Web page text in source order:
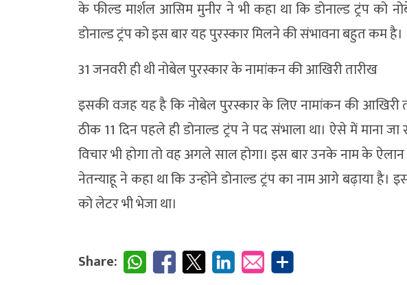
के फील्ड मार्शल आसिम मुनीर ने भी कहा था कि डोनाल्ड ट्रंप को
डोनाल्ड ट्रंप को इस बार यह पुरस्कार मिलने की संभावना बहुत कम है।
31 जनवरी ही थी नोबेल पुरस्कार के नामांकन की आखिरी तारीख
इसकी वजह यह है कि नोबेल पुरस्कार के लिए नामांकन की आखिरी
ठीक 11 दिन पहले ही डोनाल्ड ट्रंप ने पद संभाला था। ऐसे में माना जा
विचार भी होगा तो वह अगले साल होगा। इस बार उनके नाम के
नेतन्याहू ने कहा था कि उन्होंने डोनाल्ड ट्रंप का नाम आगे बढ़ाया है।
को लेटर भी भेजा था।
Share: